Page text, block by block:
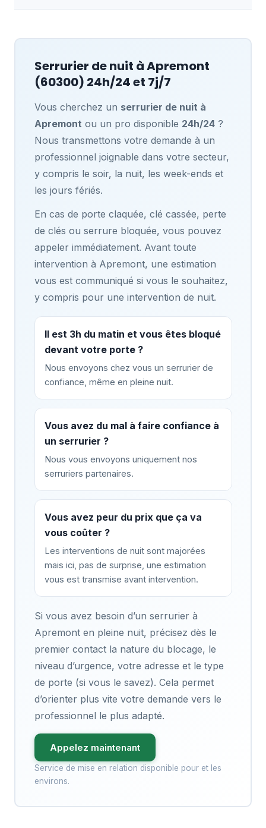
Serrurier de nuit àApremont
(60300) 24h/24 et 7j/7
Vous cherchez un serrurier de nuit à
Apremont ou un pro disponible 24h/24?
Nous transmettons votre demande à un
professionnel joignable dans votre secteur,
y compris le soir, la nuit, les week-ends et
les jours fériés.
En cas de porte claquée, clé cassée, perte
de clés ou serrure bloquée, vous pouvez
appeler immédiatement. Avant toute
intervention à Apremont, une estimation
vous est communiqué si vous le souhaitez,
y compris pour une intervention de nuit.
Il est 3h du matin et vous êtes bloqué
devant votre porte ?
Nous envoyons chez vous un serrurier de
confiance, même en pleine nuit.
Vous avez du mal à faire confiance à
un serrurier ?
Nous vous envoyons uniquement nos
serruriers partenaires.
Vous avez peur du prix que ça va
vous coûter ?
Les interventions de nuit sont majorées
mais ici, pas de surprise, une estimation
vous est transmise avant intervention.
Si vous avez besoin d’un serrurier à
Apremont en pleine nuit, précisez dès le
premier contact la nature du blocage, le
niveau d’urgence, votre adresse et le type
de porte (si vous le savez). Cela permet
d’orienter plus vite votre demande vers le
professionnel le plus adapté.
Appelez maintenant
Service de mise en relation disponible pour et les
environs.